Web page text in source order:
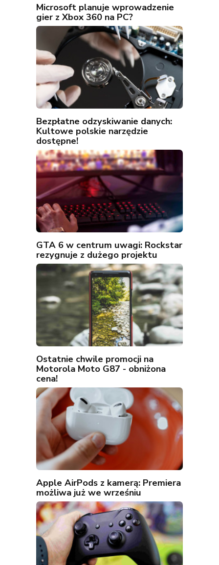
Microsoft planuje wprowadzenie
gier z Xbox 360 na PC?
Bezpłatne odzyskiwanie danych:
Kultowe polskie narzędzie
dostępne!
GTA 6 w centrum uwagi: Rockstar
rezygnuje z dużego projektu
Ostatnie chwile promocji na
Motorola Moto G87 - obniżona
cena!
Apple AirPods z kamerą: Premiera
możliwa już we wrześniu